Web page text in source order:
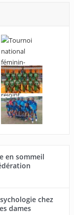
en sommeil
chez
dames